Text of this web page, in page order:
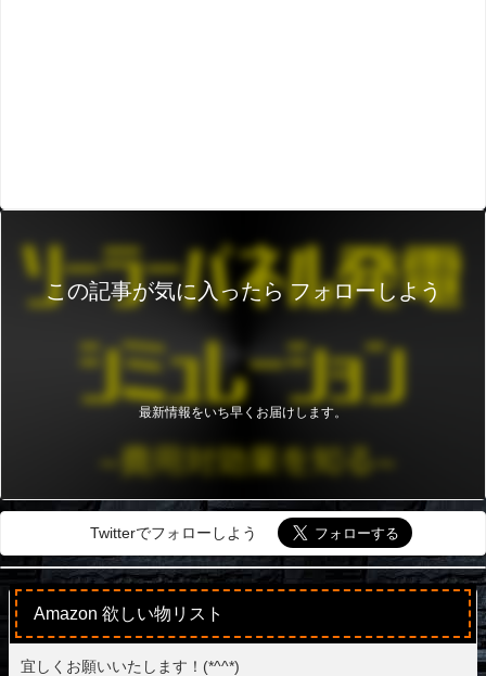
この記事が気に入ったら フォローしよう
最新情報をいち早くお届けします。
Twitterでフォローしよう
Amazon 欲しい物リスト
宜しくお願いいたします！(*^^*)